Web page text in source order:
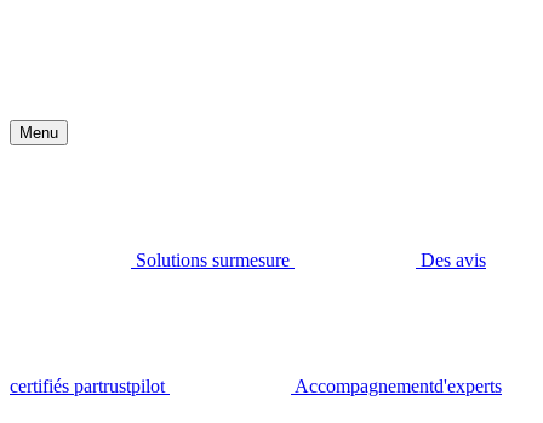
Menu
Solutions surmesure Des avis
certifiés partrustpilot Accompagnementd'experts